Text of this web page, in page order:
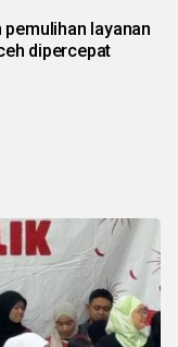
layanan
dipercepat